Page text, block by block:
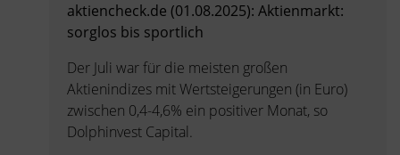
aktiencheck.de (01.08.2025): Aktienmarkt:
sorglos bis sportlich
Der Juli war für die meisten großen
Aktienindizes mit Wertsteigerungen (in Euro)
zwischen 0,4-4,6% ein positiver Monat, so
Dolphinvest Capital.